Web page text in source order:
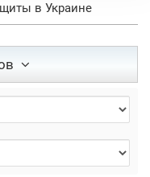
в Украине